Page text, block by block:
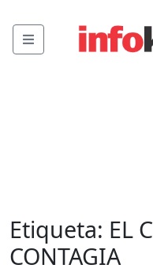
Menu
Etiqueta: EL
CONTAGIA